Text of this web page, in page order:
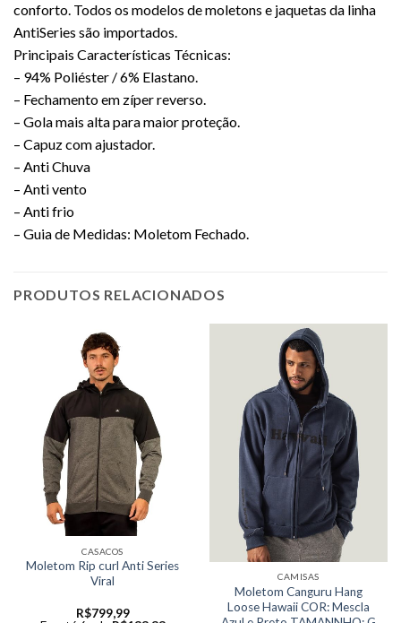
conforto. Todos os modelos de moletons e jaquetas da linha
AntiSeries são importados.
Principais Características Técnicas:
– 94% Poliéster / 6% Elastano.
– Fechamento em zíper reverso.
– Gola mais alta para maior proteção.
– Capuz com ajustador.
– Anti Chuva
– Anti vento
– Anti frio
– Guia de Medidas: Moletom Fechado.
PRODUTOS RELACIONADOS
CASACOS
Moletom Rip curl Anti Series
Viral
R$799,99
CAMISAS
Moletom Canguru Hang
Loose Hawaii COR: Mescla